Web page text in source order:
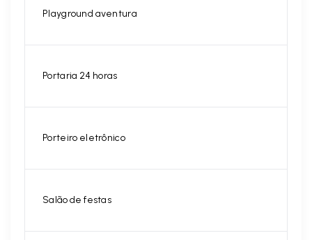
Playground aventura
Portaria 24 horas
Porteiro eletrônico
Salão de festas